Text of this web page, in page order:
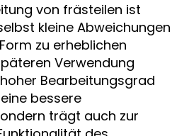
von frästeilen ist
kleine Abweichungen
zu erheblichen
Verwendung
Bearbeitungsgrad
bessere
trägt auch zur